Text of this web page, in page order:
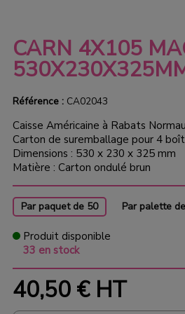
CARN 4X105
Référence :CA02043
Caisse Américaine à Rabats
Carton de suremballage pour 4
Dimensions : 530 x 230 x 325 mm
Matière : Carton ondulé brun
Par paquet de 50 Par palette
Produit disponible
33 en stock
40,50 € HT